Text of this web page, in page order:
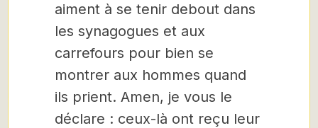
aiment à se tenir debout dans
les synagogues et aux
carrefours pour bien se
montrer aux hommes quand
ils prient. Amen, je vous le
déclare : ceux-là ont reçu leur